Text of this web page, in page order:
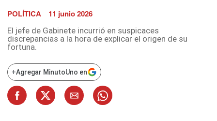
POLÍTICA 11 junio 2026
El jefe de Gabinete incurrió en suspicaces
discrepancias a la hora de explicar el origen de su
fortuna.
+Agregar MinutoUno en